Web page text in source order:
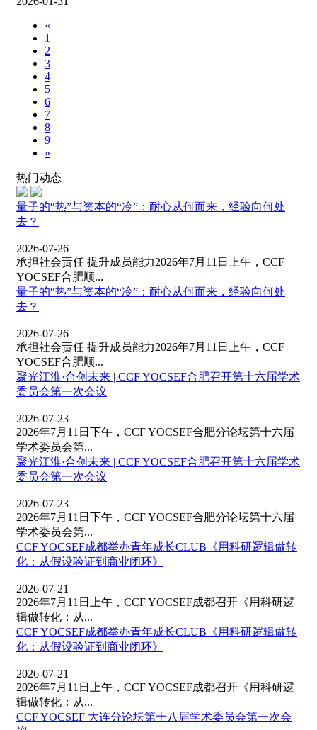
«
1
2
3
4
5
6
7
8
9
»
热门动态
量子的“热”与资本的“冷”：耐心从何而来，经验向何处
去？
2026-07-26
承担社会责任 提升成员能力2026年7月11日上午，CCF
YOCSEF合肥顺...
量子的“热”与资本的“冷”：耐心从何而来，经验向何处
去？
2026-07-26
承担社会责任 提升成员能力2026年7月11日上午，CCF
YOCSEF合肥顺...
聚光江淮·合创未来 | CCF YOCSEF合肥召开第十六届学术
委员会第一次会议
2026-07-23
2026年7月11日下午，CCF YOCSEF合肥分论坛第十六届
学术委员会第...
聚光江淮·合创未来 | CCF YOCSEF合肥召开第十六届学术
委员会第一次会议
2026-07-23
2026年7月11日下午，CCF YOCSEF合肥分论坛第十六届
学术委员会第...
CCF YOCSEF成都举办青年成长CLUB《用科研逻辑做转
化：从假设验证到商业闭环》
2026-07-21
2026年7月11日上午，CCF YOCSEF成都召开《用科研逻
辑做转化：从...
CCF YOCSEF成都举办青年成长CLUB《用科研逻辑做转
化：从假设验证到商业闭环》
2026-07-21
2026年7月11日上午，CCF YOCSEF成都召开《用科研逻
辑做转化：从...
CCF YOCSEF 大连分论坛第十八届学术委员会第一次会